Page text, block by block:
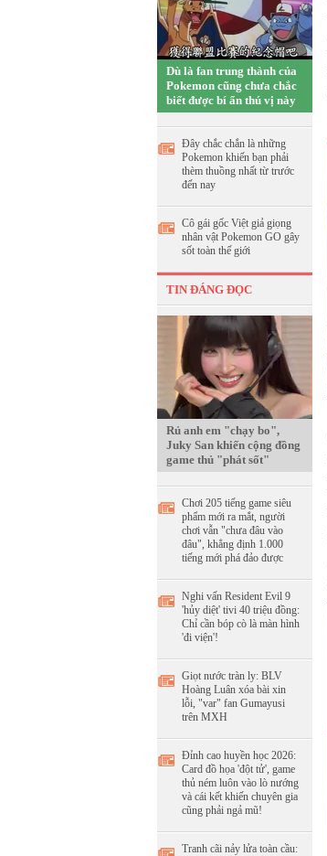
Dù là fan trung thành của
Pokemon cũng chưa chắc
biết được bí ẩn thú vị này
Đây chắc chắn là những
Pokemon khiến bạn phải
thèm thuồng nhất từ trước
đến nay
Cô gái gốc Việt giả giọng
nhân vật Pokemon GO gây
sốt toàn thế giới
TIN ĐÁNG ĐỌC
Rủ anh em "chạy bo",
Juky San khiến cộng đồng
game thủ "phát sốt"
Chơi 205 tiếng game siêu
phẩm mới ra mắt, người
chơi vẫn "chưa đâu vào
đâu", khẳng định 1.000
tiếng mới phá đảo được
Nghi vấn Resident Evil 9
'hủy diệt' tivi 40 triệu đồng:
Chỉ cần bóp cò là màn hình
'đi viện'!
Giọt nước tràn ly: BLV
Hoàng Luân xóa bài xin
lỗi, "var" fan Gumayusi
trên MXH
Đỉnh cao huyền học 2026:
Card đồ họa 'đột tử', game
thủ ném luôn vào lò nướng
và cái kết khiến chuyên gia
cũng phải ngả mũ!
Tranh cãi nảy lửa toàn cầu: